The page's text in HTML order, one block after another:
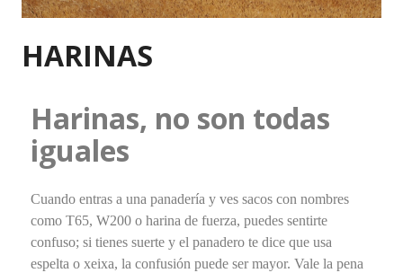
HARINAS
Harinas, no son todas
iguales
Cuando entras a una panadería y ves sacos con nombres
como T65, W200 o harina de fuerza, puedes sentirte
confuso; si tienes suerte y el panadero te dice que usa
espelta o xeixa, la confusión puede ser mayor. Vale la pena